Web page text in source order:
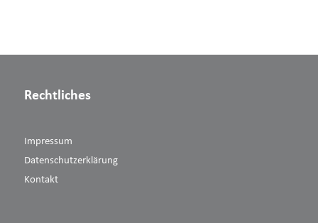
Rechtliches
Impressum
Datenschutzerklärung
Kontakt